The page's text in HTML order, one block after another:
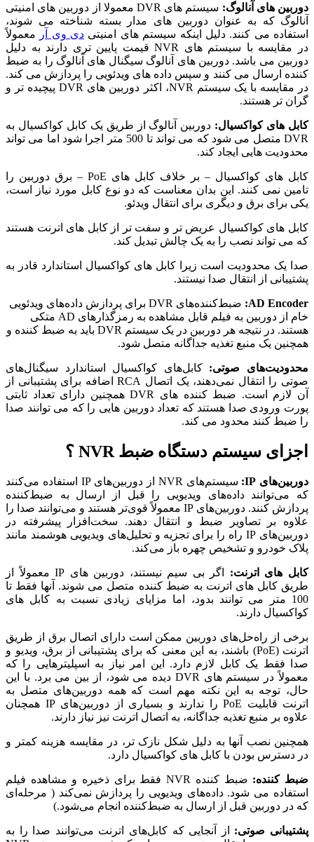
دوربین های آنالوگ:
سیستم های DVR معمولا از دوربین های امنیتی
آنالوگ که به عنوان دوربین های مدار بسته شناخته می شوند،
استفاده می کنند. دلیل اینکه سیستم های امنیتی دی وی آر
معمولاً
در مقایسه با سیستم های NVR قیمت پایین تری دارند به دلیل
دوربین می باشد. دوربین های آنالوگ سیگنال های آنالوگ را به ضبط
کننده ارسال می کنند و سپس داده های ویدئویی را پردازش می کند.
در مقایسه با یک سیستم NVR، اکثر دوربین های DVR پیچیده تر و
گران تر هستند.
کابل های کواکسیال: دوربین آنالوگ از طریق یک کابل کواکسیال به
DVR متصل می شود که می تواند تا 500 متر اجرا شود اما می تواند
محدودیت هایی ایجاد کند.
کابل های کواکسیال – بر خلاف کابل های PoE – برق دوربین را
تامین نمی کنند. این بدان معناست که دو نوع کابل مورد نیاز است،
یکی برای برق و دیگری برای انتقال ویدئو.
کابل های کواکسیال عریض تر و سفت تر از کابل های اترنت هستند
که می تواند نصب را به یک چالش تبدیل کند.
صدا یک محدودیت است زیرا کابل های کواکسیال استاندارد قادر به
پشتیبانی از انتقال صدا نیستند.
AD Encoder:
ضبط‌کننده‌های DVR برای پردازش داده‌های ویدئویی
خام از دوربین به فیلم قابل مشاهده به رمزگذارهای AD متکی
هستند. در نتیجه هر دوربین در یک سیستم DVR باید به ضبط کننده و
همچنین یک منبع تغذیه جداگانه متصل شود.
محدودیت‌های صوتی: کابل‌های کواکسیال استاندارد سیگنال‌های
صوتی را انتقال نمی‌دهند، یک اتصال RCA اضافه برای پشتیبانی از
آن لازم است. ضبط کننده های DVR همچنین دارای تعداد ثابتی
پورت ورودی صدا هستند که تعداد دوربین هایی را که می توانند صدا
را ضبط کنند محدود می کند.
اجزای سیستم دستگاه ضبط NVR ؟
دوربین‌های IP:
سیستم‌های NVR از دوربین‌های IP استفاده می‌کنند
که می‌توانند داده‌های ویدیویی را قبل از ارسال به ضبط‌کننده
پردازش کنند. دوربین‌های IP معمولاً قوی‌تر هستند و می‌توانند صدا را
علاوه بر تصاویر ضبط و انتقال دهند. سخت‌افزار پیشرفته در
دوربین‌های IP راه را برای تجزیه و تحلیل‌های ویدیویی هوشمند مانند
پلاک خودرو و تشخیص چهره باز می‌کند.
کابل های اترنت:
اگر بی سیم نیستند، دوربین های IP معمولاً از
طریق کابل های اترنت به ضبط کننده متصل می شوند. آنها فقط تا
100 متر می توانند بدود، اما مزایای زیادی نسبت به کابل های
کواکسیال دارند.
برخی از راه‌حل‌های دوربین ممکن است دارای اتصال برق از طریق
اترنت (PoE) باشند، به این معنی که برای پشتیبانی از برق، ویدیو و
صدا فقط یک کابل لازم دارد. این امر نیاز به اسپلیترهایی را که
معمولاً در سیستم های DVR دیده می شود، از بین می برد. با این
حال، توجه به این نکته مهم است که همه دوربین‌های متصل به
اترنت قابلیت PoE را ندارند و بسیاری از دوربین‌های IP همچنان
علاوه بر منبع تغذیه جداگانه، به اتصال اترنت نیز نیاز دارند.
همچنین نصب آنها به دلیل شکل نازک تر، در مقایسه هزینه کمتر و
در دسترس بودن با کابل های کواکسیال دارد.
ضبط کننده:
ضبط کننده NVR فقط برای ذخیره و مشاهده فیلم
استفاده می شود. داده‌های ویدیویی را پردازش نمی‌کند ( مرحله‌ای
که در دوربین قبل از ارسال به ضبط‌کننده انجام می‌شود.)
پشتیبانی صوتی: از آنجایی که کابل‌های اترنت می‌توانند صدا را به